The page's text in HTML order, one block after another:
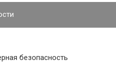
безопасность